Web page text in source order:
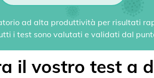
ad alta produttività per risultati
i test sono valutati e validati dal
il vostro test a